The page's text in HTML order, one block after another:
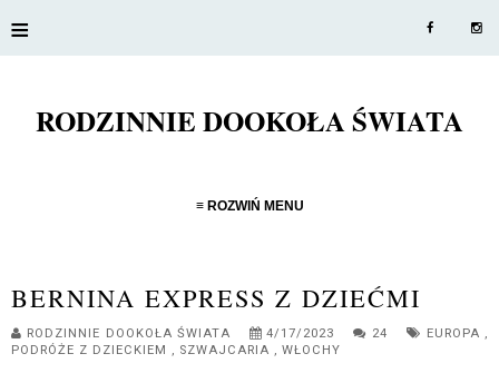
≡
RODZINNIE DOOKOŁA ŚWIATA
≡ ROZWIŃ MENU
BERNINA EXPRESS Z DZIEĆMI
RODZINNIE DOOKOŁA ŚWIATA 4/17/2023 24 EUROPA ,
PODRÓŻE Z DZIECKIEM , SZWAJCARIA , WŁOCHY